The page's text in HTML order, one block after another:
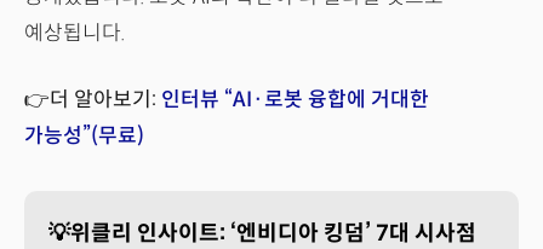
예상됩니다.
👉더 알아보기: 인터뷰 “AI·로봇 융합에 거대한
가능성”(무료)
💡위클리 인사이트: ‘엔비디아 킹덤’ 7대 시사점